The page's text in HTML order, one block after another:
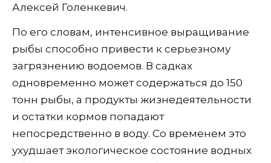
Алексей Голенкевич.
По его словам, интенсивное выращивание
рыбы способно привести к серьезному
загрязнению водоемов. В садках
одновременно может содержаться до 150
тонн рыбы, а продукты жизнедеятельности
и остатки кормов попадают
непосредственно в воду. Со временем это
ухудшает экологическое состояние водных